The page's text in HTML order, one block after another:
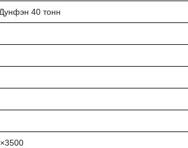
40 тонн